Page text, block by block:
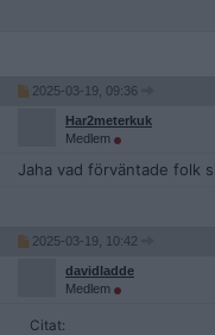
2025-03-19, 09:36
Har2meterkuk
Medlem
Jaha vad förväntade folk
2025-03-19, 10:42
davidladde
Medlem
Citat: